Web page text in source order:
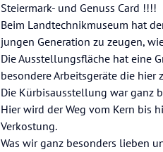
Steiermark- und Genuss Card !!!!
Beim Landtechnikmuseum hat
jungen Generation zu zeugen,
Die Ausstellungsfläche hat eine
besondere Arbeitsgeräte die hier
Die Kürbisausstellung war ganz
Hier wird der Weg vom Kern bis
Verkostung.
Was wir ganz besonders lieben